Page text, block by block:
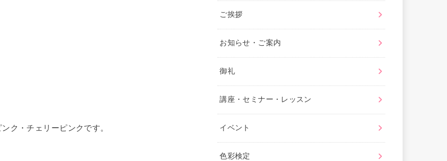
ク・チェリーピンクです。
ご挨拶
お知らせ・ご案内
御礼
講座・セミナー・レッスン
イベント
色彩検定